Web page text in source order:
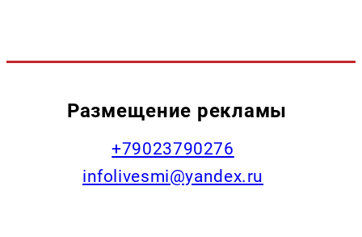
Размещение рекламы
+79023790276
infolivesmi@yandex.ru